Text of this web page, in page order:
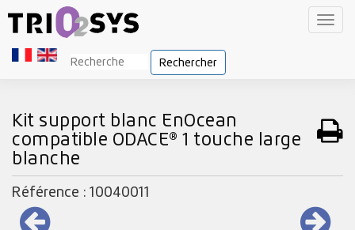
Rechercher
Kit support blanc EnOcean
compatible ODACE® 1 touche large
blanche
Référence : 10040011